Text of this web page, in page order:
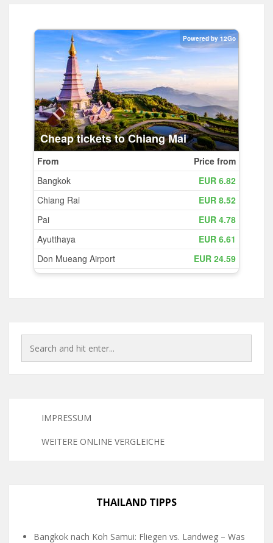
IMPRESSUM
WEITERE ONLINE VERGLEICHE
THAILAND TIPPS
Bangkok nach Koh Samui: Fliegen vs. Landweg – Was